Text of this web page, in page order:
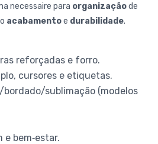
necessaire para organizaçãode
acabamentoe durabilidade.
reforçadas e forro.
cursores e etiquetas.
sublimação (modelos
bem‑estar.